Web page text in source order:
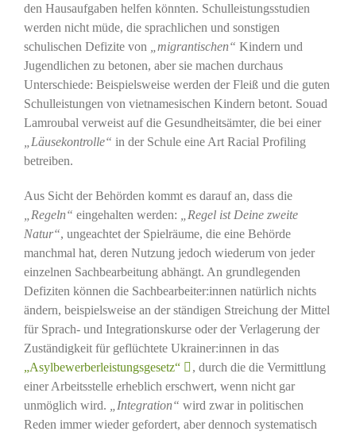
den Hausaufgaben helfen könnten. Schulleistungsstudien
werden nicht müde, die sprachlichen und sonstigen
schulischen Defizite von
„migrantischen“ Kindern und
Jugendlichen zu betonen, aber sie machen durchaus
Unterschiede: Beispielsweise werden der Fleiß und die guten
Schulleistungen von vietnamesischen Kindern betont. Souad
Lamroubal verweist auf die Gesundheitsämter, die bei einer
„Läusekontrolle“ in der Schule eine Art Racial Profiling
betreiben.
Aus Sicht der Behörden kommt es darauf an, dass die
„Regeln“ eingehalten werden:
„Regel ist Deine zweite
Natur“, ungeachtet der Spielräume, die eine Behörde
manchmal hat, deren Nutzung jedoch wiederum von jeder
einzelnen Sachbearbeitung abhängt. An grundlegenden
Defiziten können die Sachbearbeiter:innen natürlich nichts
ändern, beispielsweise an der ständigen Streichung der Mittel
für Sprach- und Integrationskurse oder der Verlagerung der
Zuständigkeit für geflüchtete Ukrainer:innen in das
„Asylbewerberleistungsgesetz“
, durch die die Vermittlung
einer Arbeitsstelle erheblich erschwert, wenn nicht gar
unmöglich wird.
„Integration“ wird zwar in politischen
Reden immer wieder gefordert, aber dennoch systematisch